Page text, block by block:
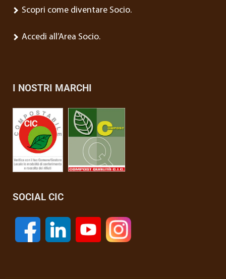
Scopri come diventare Socio.
Accedi all’Area Socio.
I NOSTRI MARCHI
SOCIAL CIC